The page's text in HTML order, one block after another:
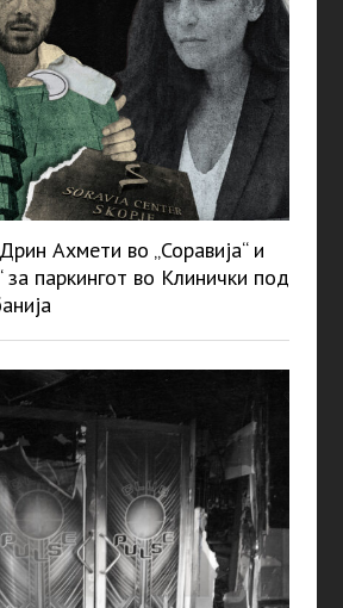
Ахмети во „Соравија“ и
за паркингот во Клинички под